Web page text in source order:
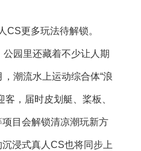
更多玩法待解锁。
园里还藏着不少让人期
潮流水上运动综合体“浪
，届时皮划艇、桨板、
目会解锁清凉潮玩新方
浸式真人CS也将同步上